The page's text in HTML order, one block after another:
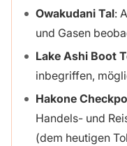
Owakudani Tal:
und Gasen
Lake Ashi Boot
inbegriffen,
Hakone
Hand­els- und
(dem heutigen